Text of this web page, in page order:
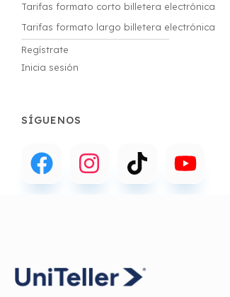
Tarifas formato corto billetera electrónica
Tarifas formato largo billetera electrónica
Regístrate
Inicia sesión
SÍGUENOS